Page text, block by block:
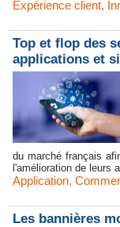
Expérience client,
Top et flop des
applications et
du marché français
l'amélioration de leurs
Application,
Les bannières